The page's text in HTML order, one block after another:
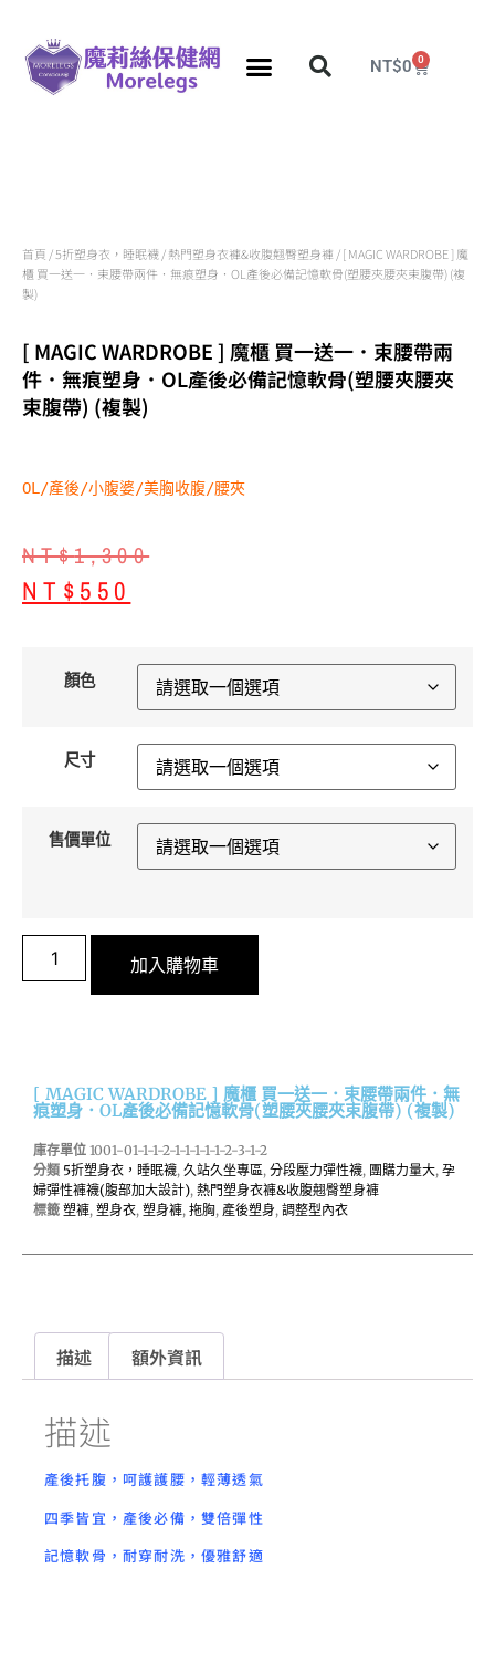
NT$0 0
首頁 /5折塑身衣，睡眠襪/熱門塑身衣褲&收腹翹臀塑身褲 / [ MAGIC WARDROBE ] 魔
櫃 買一送一．束腰帶兩件．無痕塑身．OL產後必備記憶軟骨(塑腰夾腰夾束腹帶) (複
製)
[ MAGIC WARDROBE ] 魔櫃 買一送一．束腰帶兩
件．無痕塑身．OL產後必備記憶軟骨(塑腰夾腰夾
束腹帶) (複製)
OL/產後/小腹婆/美胸收腹/腰夾
NT$1,300
NT$550
顏色
尺寸
售價單位
加入購物車
[ MAGIC WARDROBE ] 魔櫃 買一送一．束腰帶兩件．無
痕塑身．OL產後必備記憶軟骨(塑腰夾腰夾束腹帶) (複製)
庫存單位 1001-01-1-1-2-1-1-1-1-1-2-3-1-2
分類 5折塑身衣，睡眠襪, 久站久坐專區, 分段壓力彈性襪, 團購力量大, 孕
婦彈性褲襪(腹部加大設計), 熱門塑身衣褲&收腹翹臀塑身褲
標籤 塑褲, 塑身衣, 塑身褲, 拖胸, 產後塑身, 調整型內衣
描述 額外資訊
描述
產後托腹，呵護護腰，輕薄透氣
四季皆宜，產後必備，雙倍彈性
記憶軟骨，耐穿耐洗，優雅舒適